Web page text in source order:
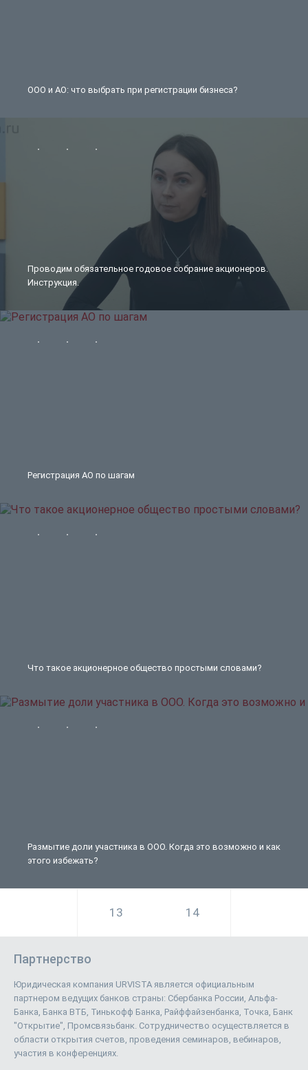
ООО и АО: что выбрать при регистрации бизнеса?
Проводим обязательное годовое собрание акционеров.
Инструкция.
Регистрация АО по шагам
Что такое акционерное общество простыми словами?
Размытие доли участника в ООО. Когда это возможно и как
этого избежать?
13 14
Партнерство
Юридическая компания URVISTA является официальным
партнером ведущих банков страны: Сбербанка России, Альфа-
Банка, Банка ВТБ, Тинькофф Банка, Райффайзенбанка, Точка, Банк
"Открытие", Промсвязьбанк. Сотрудничество осуществляется в
области открытия счетов, проведения семинаров, вебинаров,
участия в конференциях.